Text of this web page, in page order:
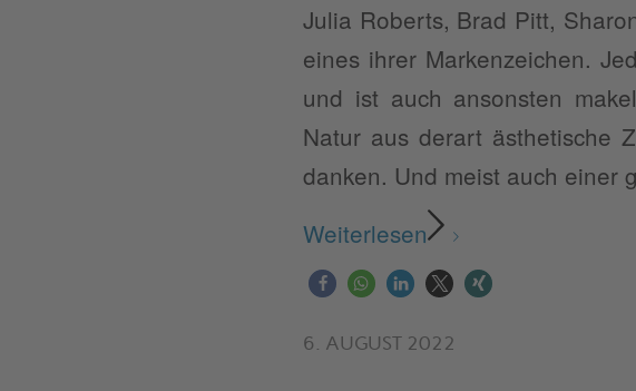
Julia Roberts, Brad Pitt,
eines ihrer Markenzeichen.
und ist auch ansonsten
Natur aus derart ästhetische
danken. Und meist auch einer
Weiterlesen
6. AUGUST 2022